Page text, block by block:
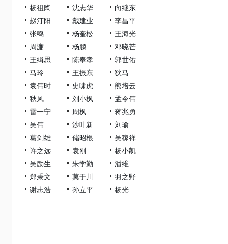
杨祖陶
沈志华
向继东
赵汀阳
戴建业
李昌平
张鸣
杨奎松
王海光
周濂
杨鹏
邓晓芒
王缉思
陈奉孝
郭世佑
马玲
王振东
狄马
袁伟时
史啸虎
熊培云
秋风
刘小枫
孟令伟
雷一宁
周枫
蒋兆勇
吴伟
沙叶新
刘瑜
葛剑雄
储昭根
吴稼祥
许之远
袁刚
杨小凯
吴励生
朱学勤
潘维
郑秉文
莫于川
羽之野
谢志浩
孙立平 杨光